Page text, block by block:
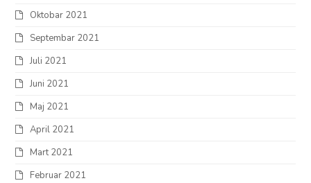
Oktobar 2021
Septembar 2021
Juli 2021
Juni 2021
Maj 2021
April 2021
Mart 2021
Februar 2021